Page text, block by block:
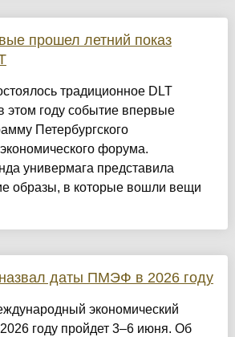
прошел летний показ
традиционное DLT
этом году событие впервые
Петербургского
форума.
универмага представила
образы, в которые вошли вещи
назвал даты ПМЭФ в 2026 году
экономический
году пройдет 3–6 июня. Об